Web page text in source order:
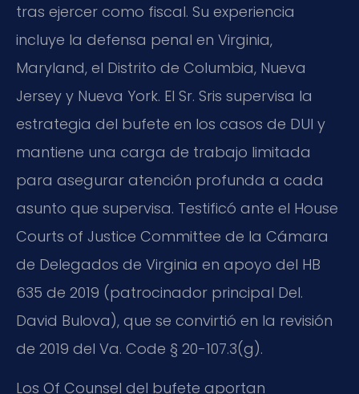
tras ejercer como fiscal. Su experiencia
incluye la defensa penal en Virginia,
Maryland, el Distrito de Columbia, Nueva
Jersey y Nueva York. El Sr. Sris supervisa la
estrategia del bufete en los casos de DUI y
mantiene una carga de trabajo limitada
para asegurar atención profunda a cada
asunto que supervisa. Testificó ante el House
Courts of Justice Committee de la Cámara
de Delegados de Virginia en apoyo del HB
635 de 2019 (patrocinador principal Del.
David Bulova), que se convirtió en la revisión
de 2019 del Va. Code § 20-107.3(g).
Los Of Counsel del bufete aportan